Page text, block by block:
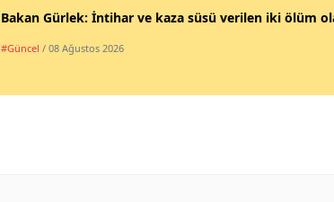
Bakan Gürlek: İntihar ve kaza süsü verilen iki ölüm
#Güncel / 08 Ağustos 2026